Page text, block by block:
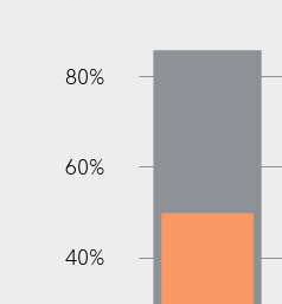
80%
60%
40%